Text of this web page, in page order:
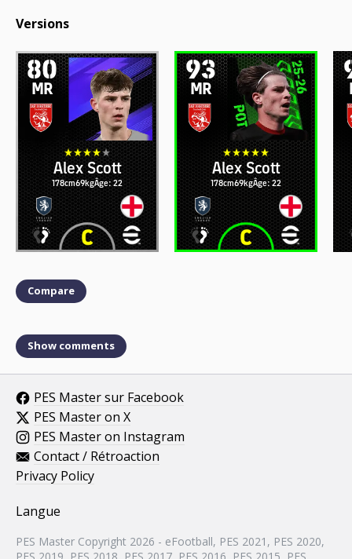
Versions
80
MR
Alex Scott
178cm69kgÂge: 22
93
MR
Alex Scott
178cm69kgÂge: 22
Compare
Show comments
PES Master sur Facebook
PES Master on X
PES Master on Instagram
Contact / Rétroaction
Privacy Policy
Langue
PES Master Copyright 2026 - eFootball, PES 2021, PES 2020,